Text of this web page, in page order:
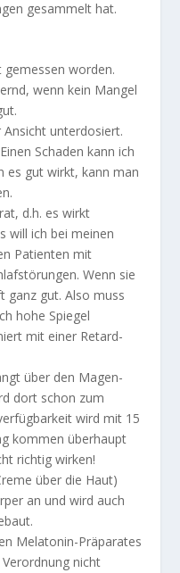
gesammelt hat.
worden.
wenn kein Mangel
unterdosiert.
Schaden kann ich
es gut wirkt, kann man
d.h. es wirkt
will ich bei meinen
Patienten mit
Wenn sie
ganz gut. Also muss
hohe Spiegel
mit einer Retard-
über den Magen-
dort schon zum
wird mit 15
kommen überhaupt
richtig wirken!
über die Haut)
an und wird auch
Melatonin-Präparates
nicht